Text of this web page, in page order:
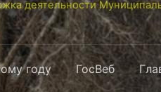
деятельности
году ГосВеб